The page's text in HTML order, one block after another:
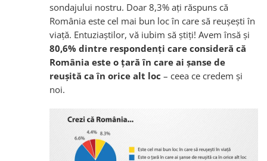
sondajului nostru. Doar 8,3% ați răspuns că
România este cel mai bun loc în care să reușești în
viață. Entuziaștilor, vă iubim să știți! Avem însă și
80,6% dintre respondenți care consideră că
România este o țară în care ai șanse de
reușită ca în orice alt loc – ceea ce credem și
noi.